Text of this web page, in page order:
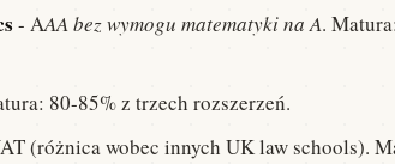
- AAA bez wymogu matematyki na A.
80-85% z trzech rozszerzeń.
(różnica wobec innych UK law schools).